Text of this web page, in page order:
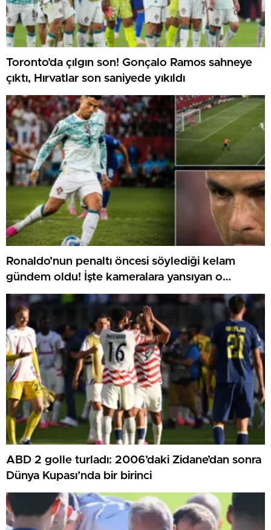
Toronto’da çılgın son! Gonçalo Ramos sahneye
çıktı, Hırvatlar son saniyede yıkıldı
Ronaldo’nun penaltı öncesi söylediği kelam
gündem oldu! İşte kameralara yansıyan o
görüntü…
ABD 2 golle turladı: 2006’daki Zidane’dan sonra
Dünya Kupası’nda bir birinci